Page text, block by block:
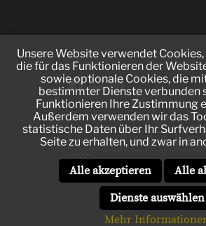
Zahlungsmethoden
Unsere Website verwendet
die für das Funktionieren der
sowie optionale Cookies, die
bestimmter Dienste verbunden
Funktionieren Ihre Zustimmung
Außerdem verwenden wir das
statistische Daten über Ihr
Seite zu erhalten, und zwar in
Alle akzeptieren
Alle
Dienste auswählen
Mehr